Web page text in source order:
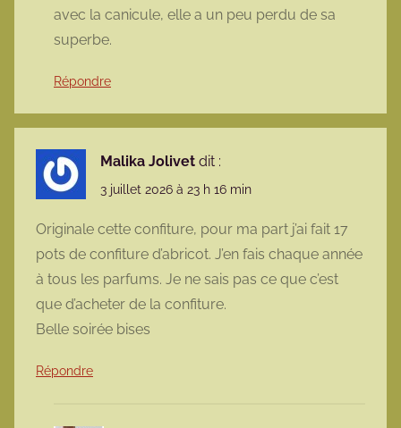
avec la canicule, elle a un peu perdu de sa
superbe.
Répondre
Malika Jolivet dit :
3 juillet 2026 à 23 h 16 min
Originale cette confiture, pour ma part j’ai fait 17
pots de confiture d’abricot. J’en fais chaque année
à tous les parfums. Je ne sais pas ce que c’est
que d’acheter de la confiture.
Belle soirée bises
Répondre